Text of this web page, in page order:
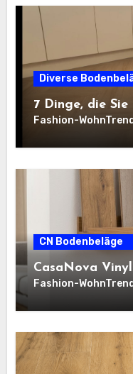
Diverse
7 Dinge, die
Fashion-
CN Bodenbeläge
CasaNova
Fashion-